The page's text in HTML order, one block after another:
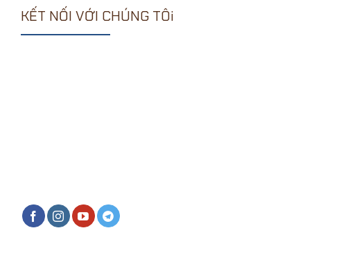
KẾT NỐI VỚI CHÚNG TÔi